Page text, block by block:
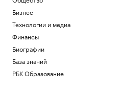
Бизнес
Технологии и медиа
Финансы
Биографии
База знаний
РБК Образование